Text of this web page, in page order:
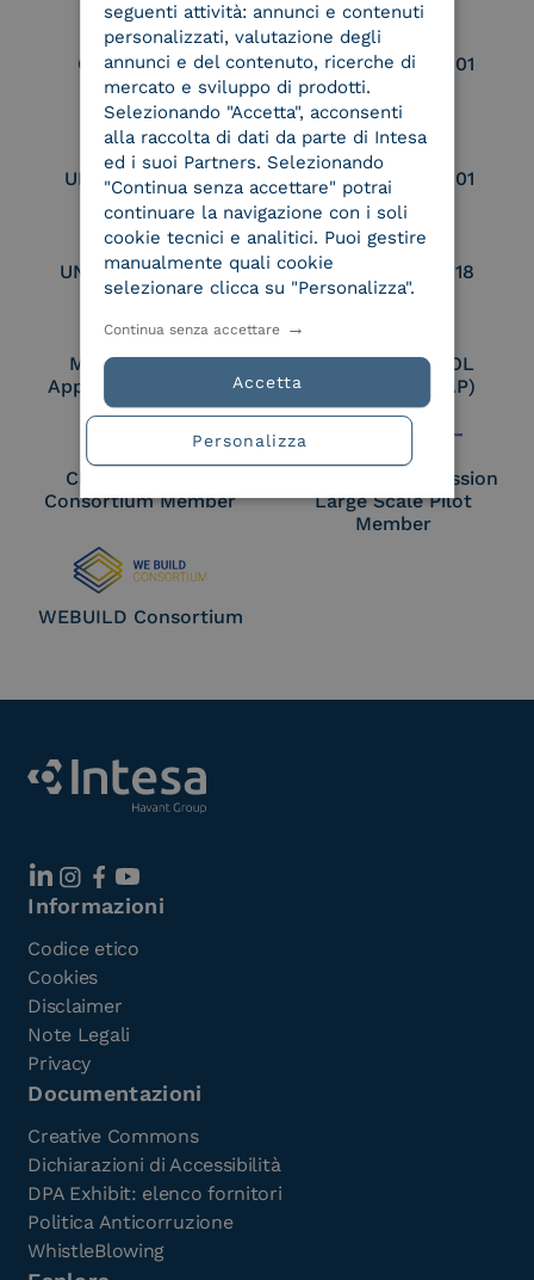
Conservatore
qualificato
UNI EN ISO 37001
UNI EN ISO 9001 UNI EN ISO 27001
UNI EN ISO 27017 UNI EN ISO 27018
Membro Adobe
Approved Trust List
Certified PEPPOL
Access Point (AP)
Cloud Signature
Consortium Member
European Commission
Large Scale Pilot
Member
WEBUILD Consortium
Informazioni
Codice etico
Cookies
Disclaimer
Note Legali
Privacy
Documentazioni
Creative Commons
Dichiarazioni di Accessibilità
DPA Exhibit: elenco fornitori
Politica Anticorruzione
WhistleBlowing
seguenti attività: annunci e contenuti
personalizzati, valutazione degli
annunci e del contenuto, ricerche di
mercato e sviluppo di prodotti.
Selezionando "Accetta", acconsenti
alla raccolta di dati da parte di Intesa
ed i suoi Partners. Selezionando
"Continua senza accettare" potrai
continuare la navigazione con i soli
cookie tecnici e analitici. Puoi gestire
manualmente quali cookie
selezionare clicca su "Personalizza".
Accetta
Continua senza accettare
Personalizza